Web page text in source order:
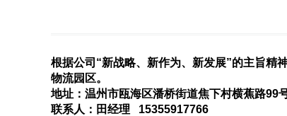
根据公司“新战略、新作为、新发展”的主旨精
物流园区。
地址：温州市瓯海区潘桥街道焦下村横蕉路99
联系人：田经理 15355917766